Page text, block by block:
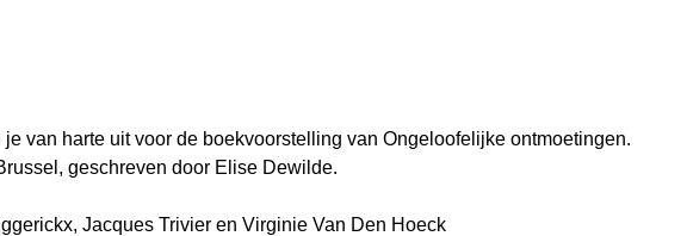
van harte uit voor de boekvoorstelling van Ongeloofelijke ontmoetingen.
geschreven door Elise Dewilde.
Jacques Trivier en Virginie Van Den Hoeck